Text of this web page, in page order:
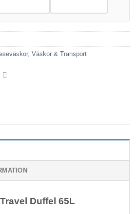
, Väskor & Transport
Duffel 65L